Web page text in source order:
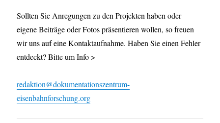
Sollten Sie Anregungen zu den Projekten haben oder
eigene Beiträge oder Fotos präsentieren wollen, so freuen
wir uns auf eine Kontaktaufnahme. Haben Sie einen Fehler
entdeckt? Bitte um Info >
redaktion@dokumentationszentrum-
eisenbahnforschung.org